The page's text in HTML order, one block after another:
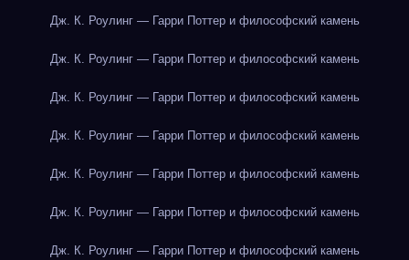
Дж. К. Роулинг — Гарри Поттер и философский камень
Дж. К. Роулинг — Гарри Поттер и философский камень
Дж. К. Роулинг — Гарри Поттер и философский камень
Дж. К. Роулинг — Гарри Поттер и философский камень
Дж. К. Роулинг — Гарри Поттер и философский камень
Дж. К. Роулинг — Гарри Поттер и философский камень
Дж. К. Роулинг — Гарри Поттер и философский камень